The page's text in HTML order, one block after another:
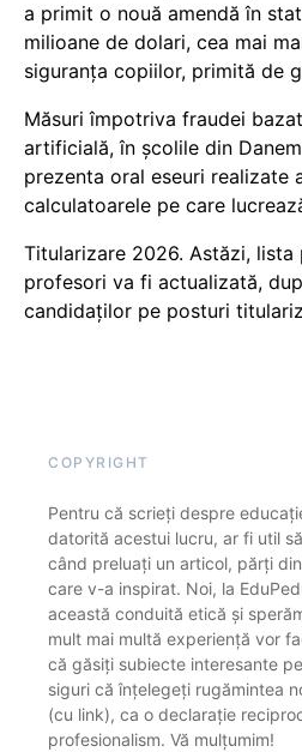
a primit o nouă amendă în
milioane de dolari, cea mai
siguranța copiilor, primită de
Măsuri împotriva fraudei
artificială, în școlile din
prezenta oral eseuri realizate
calculatoarele pe care
Titularizare 2026. Astăzi,
profesori va fi actualizată,
candidaților pe posturi
COPYRIGHT
Pentru că scrieți despre
datorită acestui lucru, ar fi util
când preluați un articol, părți
care v-a inspirat. Noi, la
această conduită etică și
mult mai multă experiență vor
că găsiți subiecte interesante
siguri că înțelegeți rugămintea
(cu link), ca o declarație
profesionalism. Vă mulțumim!